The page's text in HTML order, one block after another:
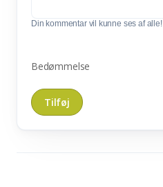
Din kommentar vil kunne ses af alle!
Bedømmelse